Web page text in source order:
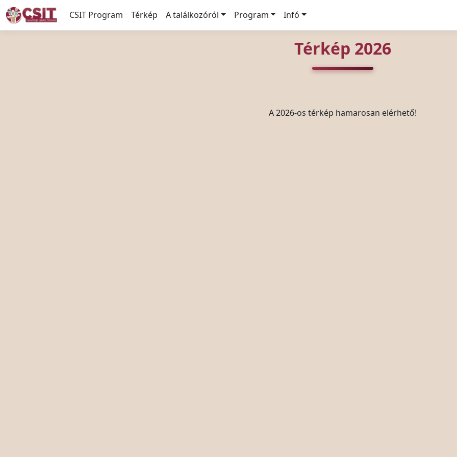
CSIT Program Térkép A találkozóról Program Infó
Térkép 2026
A 2026-os térkép hamarosan elérhető!